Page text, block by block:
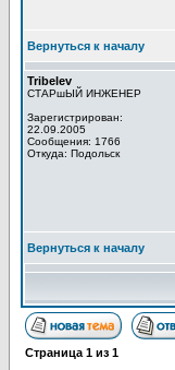
Вернуться к началу
Tribelev
СТАРшЫЙ ИНЖЕНЕР
Зарегистрирован:
22.09.2005
Сообщения: 1766
Откуда: Подольск
Вернуться к началу
Страница 1 из 1